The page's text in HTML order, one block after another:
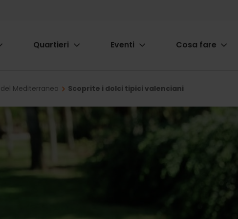
Quartieri Eventi Cosa fare
Mediterraneo Scoprite i dolci tipici valenciani